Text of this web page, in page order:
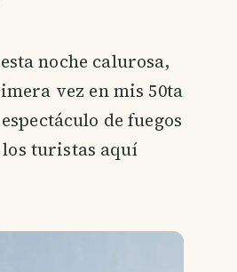
noche calurosa,
vez en mis 50ta
de fuegos
turistas aquí